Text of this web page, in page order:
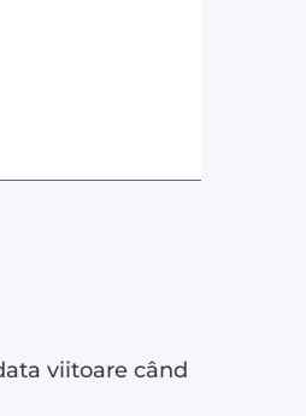
viitoare când